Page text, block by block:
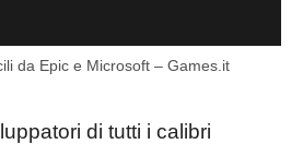
da Epic e Microsoft – Games.it
di tutti i calibri